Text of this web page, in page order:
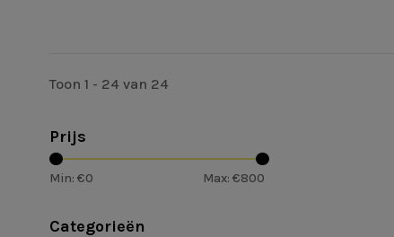
Toon 1 - 24 van 24
Prijs
Min: €0 Max: €800
Categorieën